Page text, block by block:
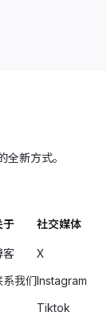
新方式。
于
客
系我们
社交媒体
X
Instagram
Tiktok